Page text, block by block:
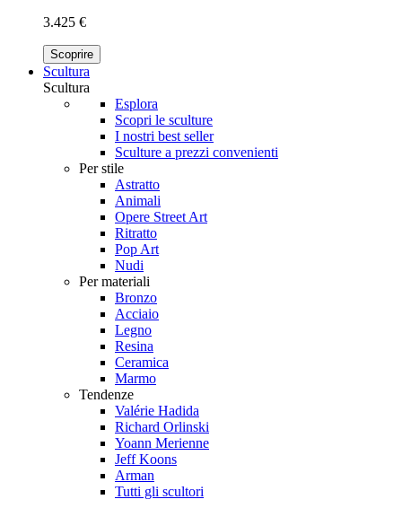
3.425 €
Scoprire
Scultura
Scultura
Esplora
Scopri le sculture
I nostri best seller
Sculture a prezzi convenienti
Per stile
Astratto
Animali
Opere Street Art
Ritratto
Pop Art
Nudi
Per materiali
Bronzo
Acciaio
Legno
Resina
Ceramica
Marmo
Tendenze
Valérie Hadida
Richard Orlinski
Yoann Merienne
Jeff Koons
Arman
Tutti gli scultori